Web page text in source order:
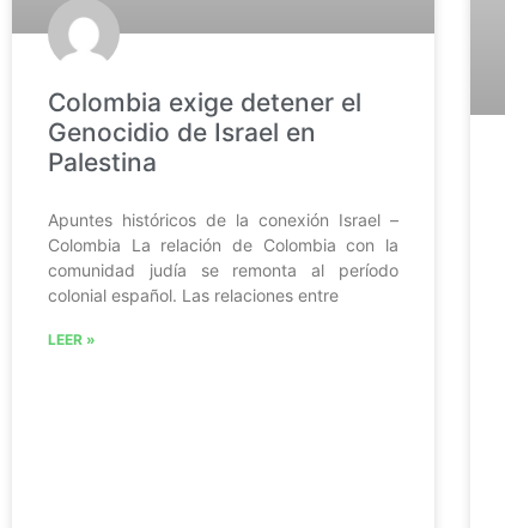
Colombia exige detener el
Genocidio de Israel en
Palestina
Apuntes históricos de la conexión Israel –
Colombia La relación de Colombia con la
comunidad judía se remonta al período
colonial español. Las relaciones entre
LEER »